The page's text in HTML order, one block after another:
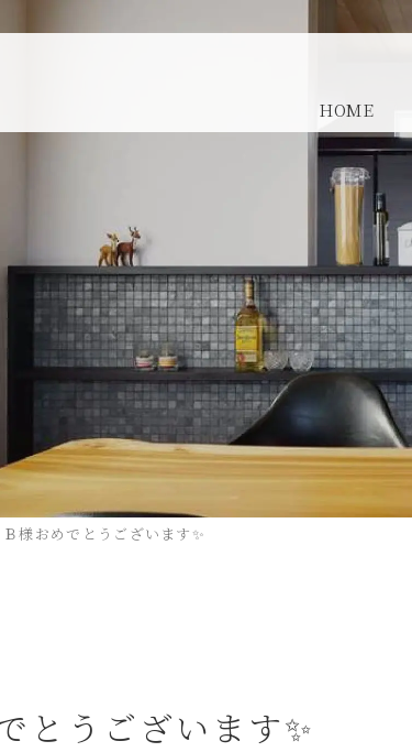
HOME
Ｂ様おめでとうございます✨
とうございます✨